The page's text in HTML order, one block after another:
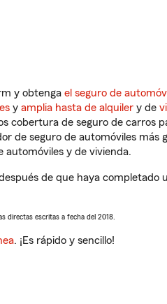
y obtenga el seguro de
y amplia hasta de alquiler y de
cobertura de seguro de carros
de seguro de automóviles más
automóviles y de vivienda.
de que haya completado
directas escritas a fecha del 2018.
. ¡Es rápido y sencillo!